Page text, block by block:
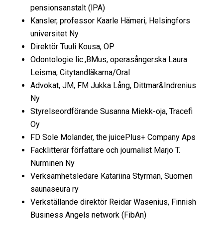
pensionsanstalt (lPA)
Kansler, professor Kaarle Hämeri, Helsingfors
universitet Ny
Direktör Tuuli Kousa, OP
Odontologie lic.,BMus, operasångerska Laura
Leisma, City­tandläkarna/Oral
Advokat, JM, FM Jukka Lång, Dittmar&Indrenius
Ny
Styrelseordförande Susanna Miekk-oja, Tracefi
Oy
FD Sole Molander, the juicePlus+ Company Aps
Facklitterär författare och journalist Marjo T.
Nurminen Ny
Verksamhetsledare Katariina Styrman, Suomen
saunaseura ry
Verkställande direktör Reidar Wasenius, Finnish
Business Angels network (FibAn)